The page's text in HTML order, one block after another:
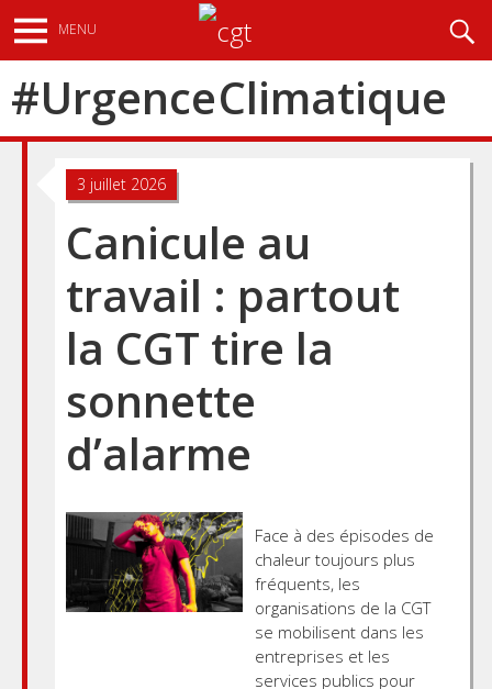
au
contenu
principal
MENU
#Urgence Climatique
3 juillet 2026
Canicule au
travail : partout
la CGT tire la
sonnette
d’alarme
Face à des épisodes de
chaleur toujours plus
fréquents, les
organisations de la CGT
se mobilisent dans les
entreprises et les
services publics pour